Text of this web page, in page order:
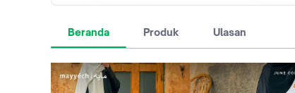
Beranda Produk Ulasan